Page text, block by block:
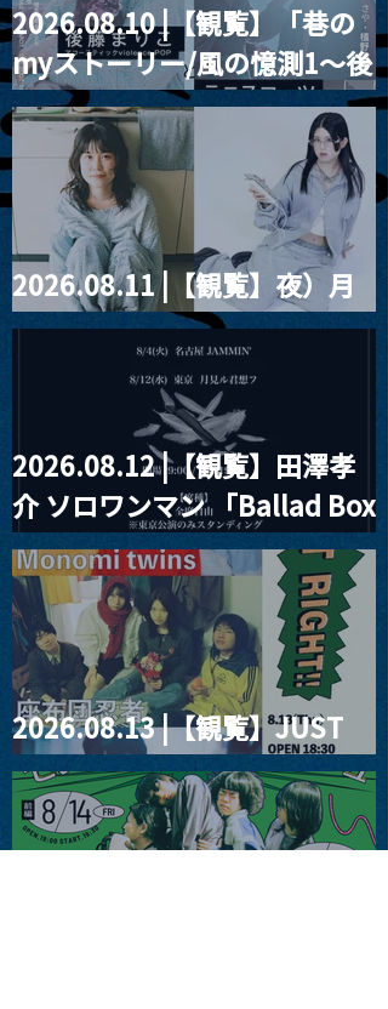
2026.08.10 |【観覧】「巷の
myストーリー/風の憶測1～後
藤まりこアコースティック
violence POPとテニスコー
ツ」
2026.08.11 |【観覧】夜）月
見ル君想フpre. Sugar Shock
2026.08.12 |【観覧】田澤孝
介 ソロワンマン 「Ballad Box
2026」
2026.08.13 |【観覧】JUST
RIGHT!! vol.26